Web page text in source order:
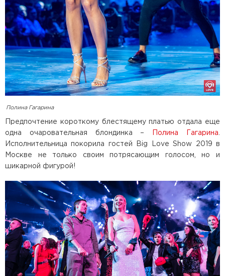
Полина Гагарина
Предпочтение короткому блестящему платью отдала еще
одна очаровательная блондинка –
Полина Гагарина
Исполнительница покорила гостей Big Love Show 2019 в
Москве не только своим потрясающим голосом, но и
шикарной фигурой!